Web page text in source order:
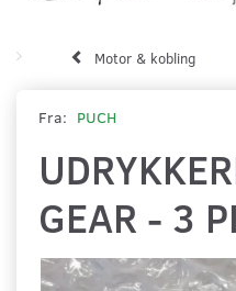
Motor & kobling
Fra: PUCH
GEAR - 3